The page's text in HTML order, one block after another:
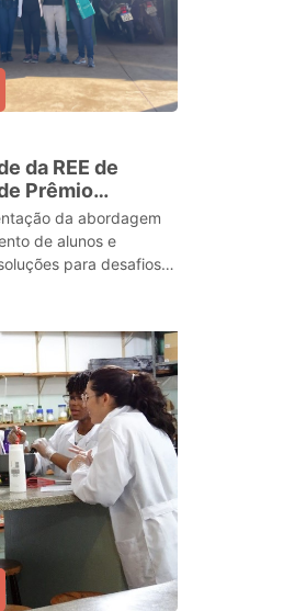
da REE de
da abordagem
de alunos e
para desafios